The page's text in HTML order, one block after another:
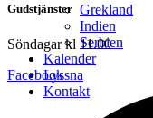
Grekland
Indien
Serbien
Kalender
Lyssna
Kontakt
Gudstjänster
Söndagar kl 11.00
Facebook